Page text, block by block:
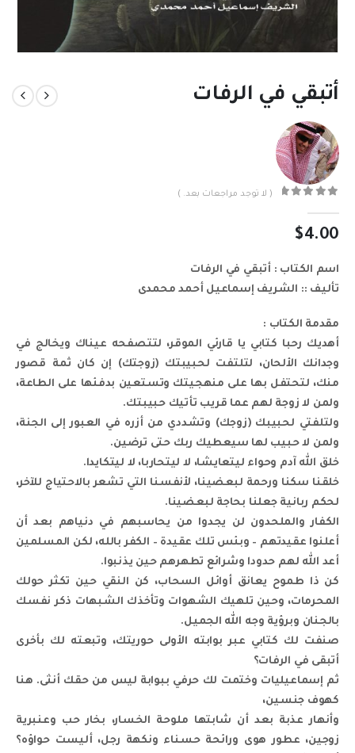
أتبقي في الرفات
( لا توجد مراجعات بعد. )
$4.00
اسم الكتاب : أتبقي في الرفات
تأليف :: الشريف إسماعيل أحمد محمدى
مقدمة الكتاب :
أهديك رحبا كتابي يا قارئي الموقر، لتتصفحه عيناك ويخالج في
وجدانك الألحان، لتلتفت لحبيبتك (زوجتك) إن كان ثمة قصور
منك، لتحتفل بها على منهجيتك وتستعين بدفئها على الطاعة،
ولمن لا زوجة لهم عما قريب تأتيك حبيبتك.
ولتلفتي لحبيبك (زوجك) وتشددي من أزره في العبور إلى الجنة،
ولمن لا حبيب لها سيعطيك ربك حتى ترضين.
خلق الله آدم وحواء ليتعايشا، لا ليتحاربا، لا ليتكايدا.
خلقنا سكنا ورحمة لبعضينا، لأنفسنا التي تشعر بالاحتياج للآخر،
لحكم ربانية جعلنا بحاجة لبعضينا.
الكفار والملحدون لن يجدوا من يحاسبهم في دنياهم بعد أن
أعلنوا عقيدتهم – وبئس تلك عقيدة – الكفر بالله، لكن المسلمين
أعد الله لهم حدودا وشرائع تطهرهم حين يذنبوا.
كن ذا طموح يعانق أوائل السحاب، كن النقي حين تكثر حولك
المحرمات، وحين تلهيك الشهوات وتأخذك الشبهات ذكر نفسك
بالجنان وبرؤية وجه الله الجميل.
صنفت لك كتابي عبر بوابته الأولى حوريتك، وتبعته لك بأخرى
أتبقى في الرفات؟
ثم إسماعيليات وختمت لك حرفي ببوابة ليس من حقك أنثى. هنا
كهوف جنسين،
وأنهار عذبة بعد أن شابتها ملوحة الخسار، بخار حب وعنبرية
زوجين، عطور هوى ورائحة حسناء ونكهة رجل، أليست حواؤه؟